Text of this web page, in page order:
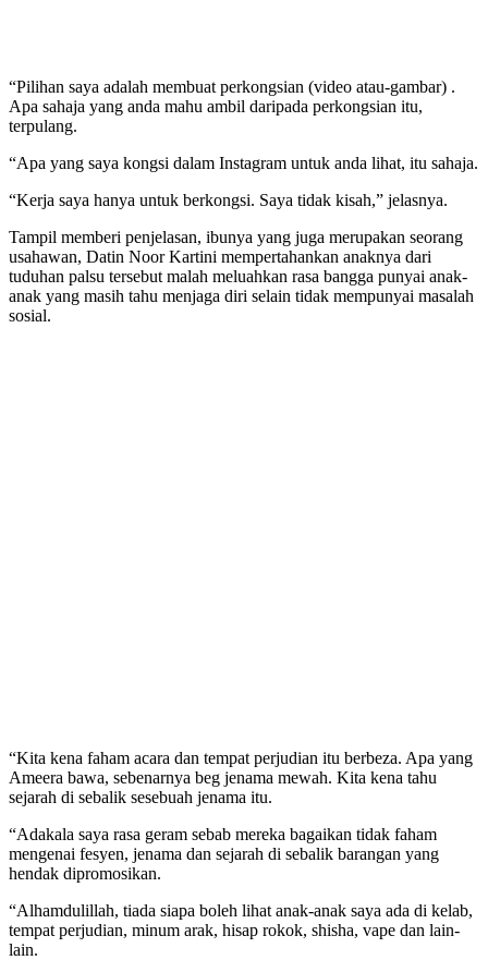
“Pilihan saya adalah membuat perkongsian (video atau-gambar) .
Apa sahaja yang anda mahu ambil daripada perkongsian itu,
terpulang.
“Apa yang saya kongsi dalam Instagram untuk anda lihat, itu sahaja.
“Kerja saya hanya untuk berkongsi. Saya tidak kisah,” jelasnya.
Tampil memberi penjelasan, ibunya yang juga merupakan seorang
usahawan, Datin Noor Kartini mempertahankan anaknya dari
tuduhan palsu tersebut malah meluahkan rasa bangga punyai anak-
anak yang masih tahu menjaga diri selain tidak mempunyai masalah
sosial.
“Kita kena faham acara dan tempat perjudian itu berbeza. Apa yang
Ameera bawa, sebenarnya beg jenama mewah. Kita kena tahu
sejarah di sebalik sesebuah jenama itu.
“Adakala saya rasa geram sebab mereka bagaikan tidak faham
mengenai fesyen, jenama dan sejarah di sebalik barangan yang
hendak dipromosikan.
“Alhamdulillah, tiada siapa boleh lihat anak-anak saya ada di kelab,
tempat perjudian, minum arak, hisap rokok, shisha, vape dan lain-
lain.